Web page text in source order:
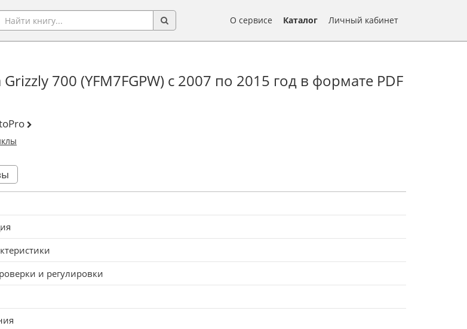
О сервисе Каталог Личный кабинет
700 (YFM7FGPW) с 2007 по 2015 год в формате PDF
и регулировки